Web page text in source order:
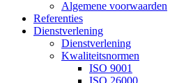
Algemene voorwaarden
Referenties
Dienstverlening
Dienstverlening
Kwaliteitsnormen
ISO 9001
ISO 26000